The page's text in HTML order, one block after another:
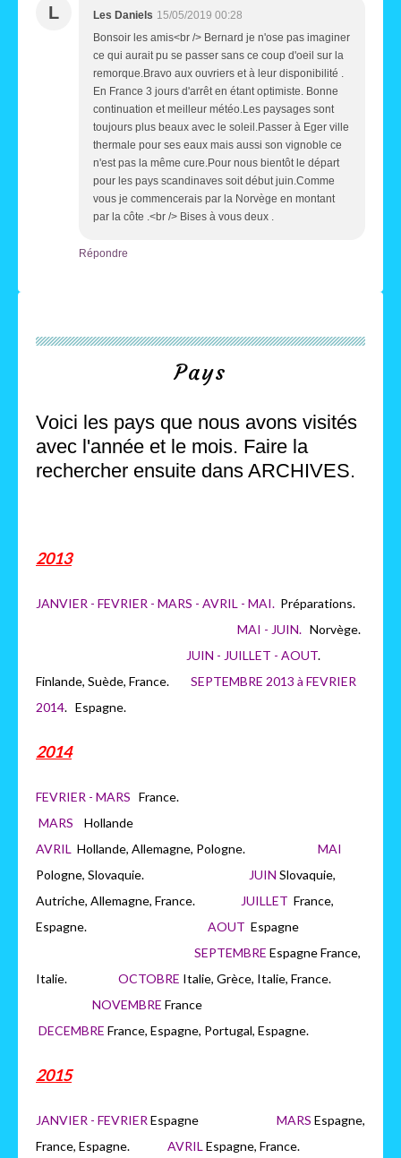
L Les Daniels 15/05/2019 00:28
Bonsoir les amis<br /> Bernard je n'ose pas imaginer
ce qui aurait pu se passer sans ce coup d'oeil sur la
remorque.Bravo aux ouvriers et à leur disponibilité .
En France 3 jours d'arrêt en étant optimiste. Bonne
continuation et meilleur météo.Les paysages sont
toujours plus beaux avec le soleil.Passer à Eger ville
thermale pour ses eaux mais aussi son vignoble ce
n'est pas la même cure.Pour nous bientôt le départ
pour les pays scandinaves soit début juin.Comme
vous je commencerais par la Norvège en montant
par la côte .<br /> Bises à vous deux .
Répondre
Pays
Voici les pays que nous avons visités
avec l'année et le mois. Faire la
rechercher ensuite dans ARCHIVES.
2013
JANVIER - FEVRIER - MARS - AVRIL - MAI. Préparations.
MAI - JUIN. Norvège.
JUIN - JUILLET - AOUT.
Finlande, Suède, France. SEPTEMBRE 2013 à FEVRIER
2014. Espagne.
2014
FEVRIER - MARS France.
MARS Hollande
AVRIL Hollande, Allemagne, Pologne. MAI
Pologne, Slovaquie.
JUIN Slovaquie,
Autriche, Allemagne, France.
JUILLET France,
Espagne. AOUT Espagne
SEPTEMBRE Espagne France,
Italie. OCTOBRE Italie, Grèce, Italie, France.
NOVEMBRE France
DECEMBRE France, Espagne, Portugal, Espagne.
2015
JANVIER - FEVRIER Espagne MARS Espagne,
France, Espagne. AVRIL Espagne, France.